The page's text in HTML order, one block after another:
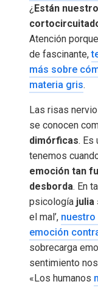
¿ Están
Atención
de fascinante,
más sobre
materia gris.
Las risas
se conocen
dimórficas. Es
tenemos
emoción tan
desborda. En
psicología julia
el mal’, nuestro
emoción
sobrecarga
sentimiento
«Los humanos